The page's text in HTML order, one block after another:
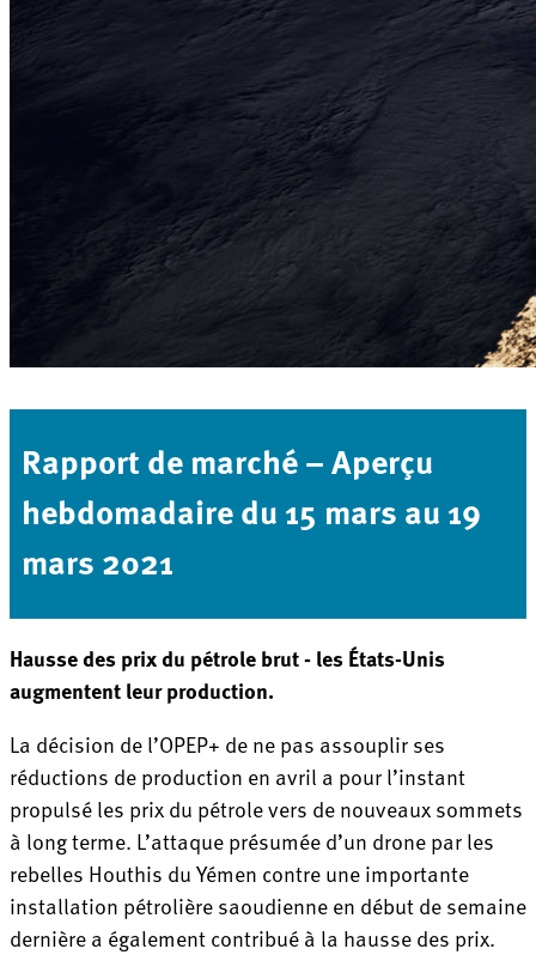
Rapport de marché – Aperçu
hebdomadaire du 15 mars au 19
mars 2021
Hausse des prix du pétrole brut - les États-Unis
augmentent leur production.
La décision de l’OPEP+ de ne pas assouplir ses
réductions de production en avril a pour l’instant
propulsé les prix du pétrole vers de nouveaux sommets
à long terme. L’attaque présumée d’un drone par les
rebelles Houthis du Yémen contre une importante
installation pétrolière saoudienne en début de semaine
dernière a également contribué à la hausse des prix.